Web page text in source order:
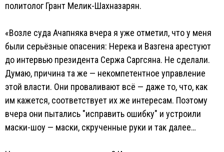
политолог Грант Мелик-Шахназарян.
«Возле суда Ачапняка вчера я уже отметил, что у меня
были серьёзные опасения: Нерека и Вазгена арестуют
до интервью президента Сержа Саргсяна. Не сделали.
Думаю, причина та же — некомпетентное управление
этой власти. Они проваливают всё — даже то, что, как
им кажется, соответствует их же интересам. Поэтому
вчера они пытались "исправить ошибку" и устроили
маски-шоу — маски, скрученные руки и так далее…